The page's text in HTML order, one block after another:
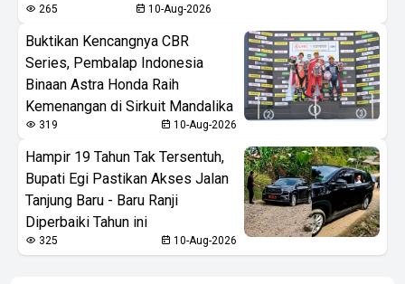
265 10-Aug-2026
Buktikan Kencangnya CBR
Series, Pembalap Indonesia
Binaan Astra Honda Raih
Kemenangan di Sirkuit Mandalika
319 10-Aug-2026
Hampir 19 Tahun Tak Tersentuh,
Bupati Egi Pastikan Akses Jalan
Tanjung Baru - Baru Ranji
Diperbaiki Tahun ini
325 10-Aug-2026